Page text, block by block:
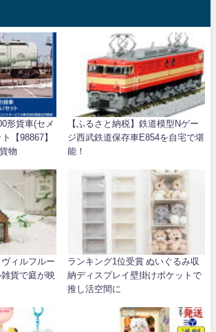
形貨車(セメ
【98867】
物
【ふるさと納税】鉄道模型Nゲー
ジ西武鉄道保存車E854を自宅で堪
能！
ィルフルー
貨で庭が映
ランキング1位受賞 ぬいぐるみ収
納ディスプレイ壁掛けポケットで
推し活空間に